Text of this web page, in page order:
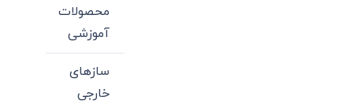
محصولات
آموزشی
سازهای
خارجی